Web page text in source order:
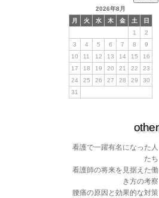
2026年8月
月
火 水 木 金 土
日
1
2
3
4 5 6 7 8
9
10
11 12 13 14 15
16
17
18 19 20 21 22
23
24
25 26 27 28 29
30
31
other
看護で一躍有名になった人
たち
看護師の将来を見据えた働
き方の考察
腰痛の原因と効果的な対策